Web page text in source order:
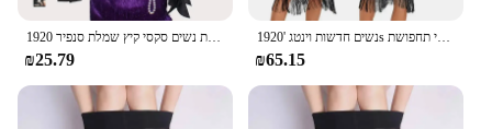
₪25.79
נשים חדשות וינטג '1920s שמלת פלפר גטסבי תחפושת v-הצוואר שרוול קצר tassel שלסטון שמלות שמלות בסטידאים
₪65.15